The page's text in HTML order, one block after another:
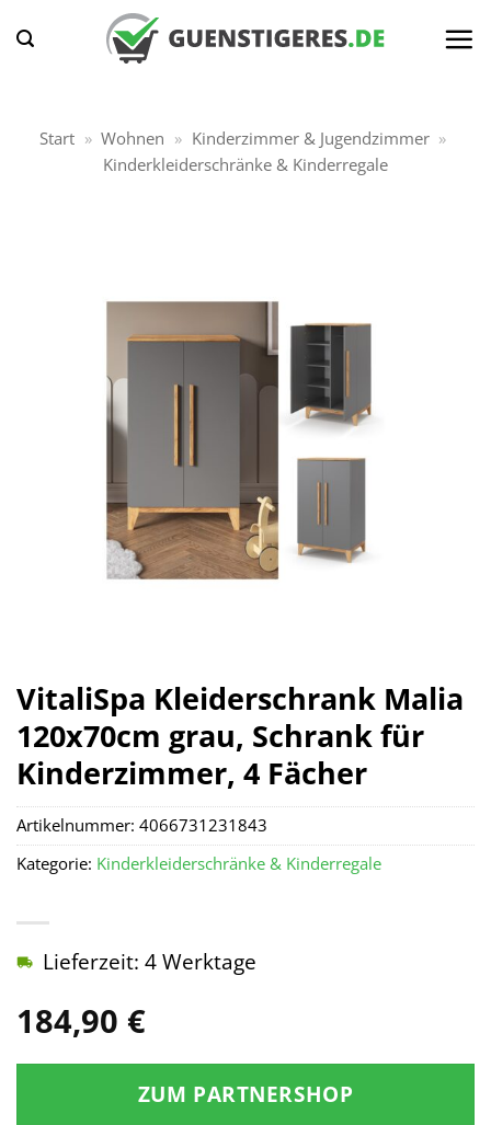
Inhalt
Start » Wohnen » Kinderzimmer & Jugendzimmer »
Kinderkleiderschränke & Kinderregale
VitaliSpa Kleiderschrank Malia
120x70cm grau, Schrank für
Kinderzimmer, 4 Fächer
184,90 €
Lieferzeit: 4 Werktage
ZUM PARTNERSHOP
Artikelnummer: 4066731231843
Kategorie: Kinderkleiderschränke & Kinderregale